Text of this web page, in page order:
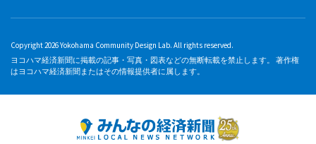
Copyright 2026 Yokohama Community Design Lab. All rights reserved.
ヨコハマ経済新聞に掲載の記事・写真・図表などの無断転載を禁止します。 著作権
はヨコハマ経済新聞またはその情報提供者に属します。